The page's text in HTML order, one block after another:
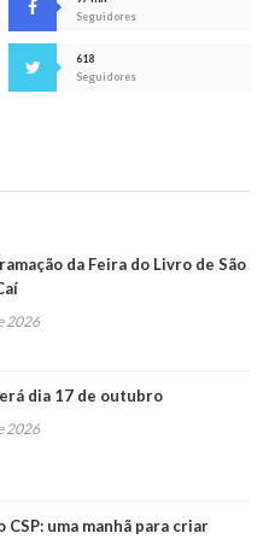
Seguidores
618
Seguidores
da Feira do Livro de São
2026
dia 17 de outubro
2026
CSP: uma manhã para criar